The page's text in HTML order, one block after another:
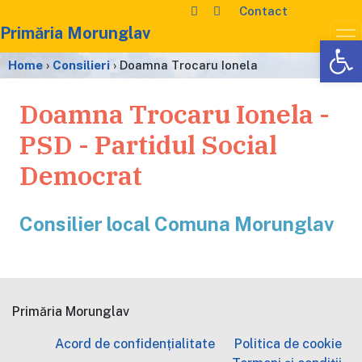
Primăria Morunglav
Home › Consilieri › Doamna Trocaru Ionela
Contact
Doamna Trocaru Ionela -
PSD - Partidul Social
Democrat
Consilier local Comuna Morunglav
Primăria Morunglav
Acord de confidențialitate
Politica de cookie